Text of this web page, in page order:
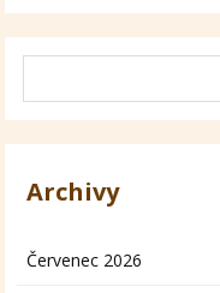
Archivy
Červenec 2026